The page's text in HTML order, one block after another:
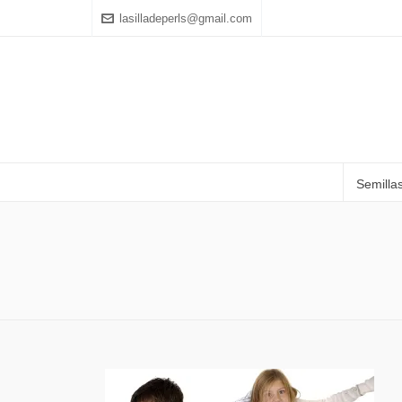
lasilladeperls@gmail.com